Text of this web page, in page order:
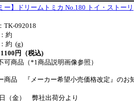
ー】ドリームトミカ No.180 トイ・ストーリ
TK-092018
約
(g)
円（税込)
可商品（*1商品説明画像参照）
商品 『メーカー希望小売価格改定』のお
（金） 弊社出荷分より